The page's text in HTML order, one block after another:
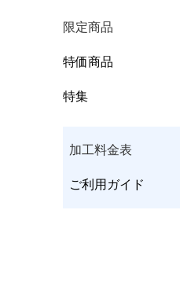
ウエア
グローブ･リストサポ
限定商品
特価商品
特集
加工料金表
ご利用ガイド